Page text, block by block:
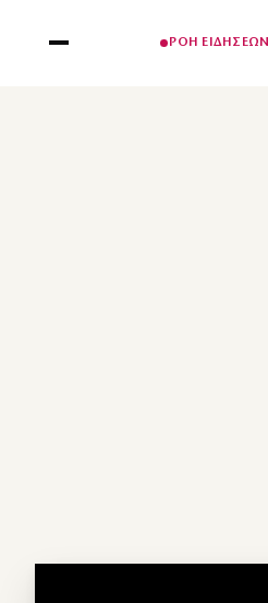
ΡΟΗ ΕΙΔΗΣΕΩΝ